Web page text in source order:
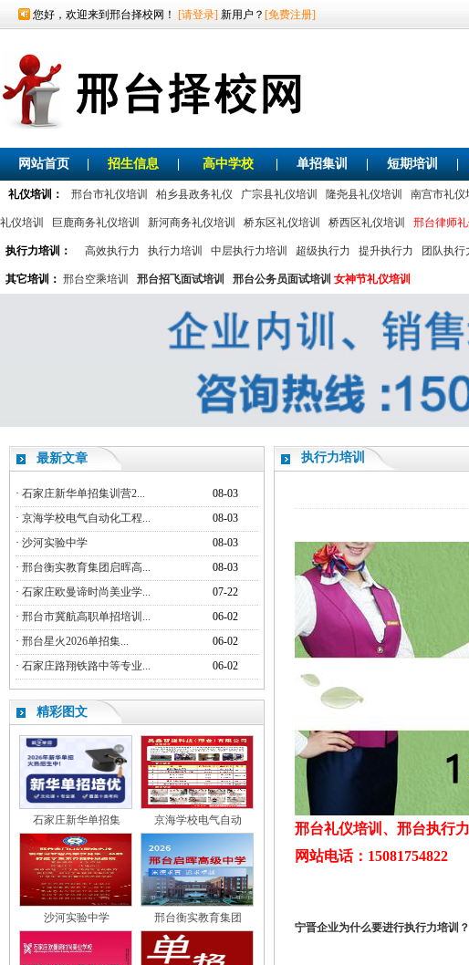
您好，欢迎来到邢台择校网！ [请登录] 新用户？ [免费注册]
网站首页 招生信息 高中学校 单招集训 短期培训
礼仪培训： 邢台市礼仪培训 柏乡县政务礼仪 广宗县礼仪培训 隆尧县礼仪培训 南宫市礼仪
礼仪培训 巨鹿商务礼仪培训 新河商务礼仪培训 桥东区礼仪培训 桥西区礼仪培训 邢台律师礼
执行力培训： 高效执行力 执行力培训 中层执行力培训 超级执行力 提升执行力 团队执行
其它培训： 邢台空乘培训 邢台招飞面试培训 邢台公务员面试培训 女神节礼仪培训
最新文章
· 石家庄新华单招集训营2...
08-03
· 京海学校电气自动化工程...
08-03
· 沙河实验中学
08-03
· 邢台衡实教育集团启晖高...
08-03
· 石家庄欧曼谛时尚美业学...
07-22
· 邢台市冀航高职单招培训...
06-02
· 邢台星火2026单招集...
06-02
· 石家庄路翔铁路中等专业... 06-02
精彩图文
石家庄新华单招集 京海学校电气自动
沙河实验中学 邢台衡实教育集团
执行力培训
邢台礼仪培训、邢台执行
网站电话：15081754822
宁晋企业为什么要进行执行力培训？